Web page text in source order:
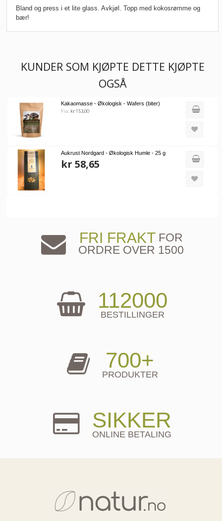
Bland og press i et lite glass. Avkjøl. Topp med kokosrømme og
bær!
KUNDER SOM KJØPTE DETTE KJØPTE
OGSÅ
Kakaomasse - Økologisk - Wafers (biter)
Fra: kr 153,00
Aukrust Nordgard - Økologisk Humle - 25 g
kr 58,65
FRI FRAKTFOR
ORDRE OVER 1500
112000
BESTILLINGER
700+
PRODUKTER
SIKKER
ONLINE BETALING